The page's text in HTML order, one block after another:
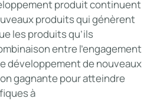
produit continuent
produits qui génèrent
les produits qu’ils
entre l’engagement
développement de nouveaux
gagnante pour atteindre
à